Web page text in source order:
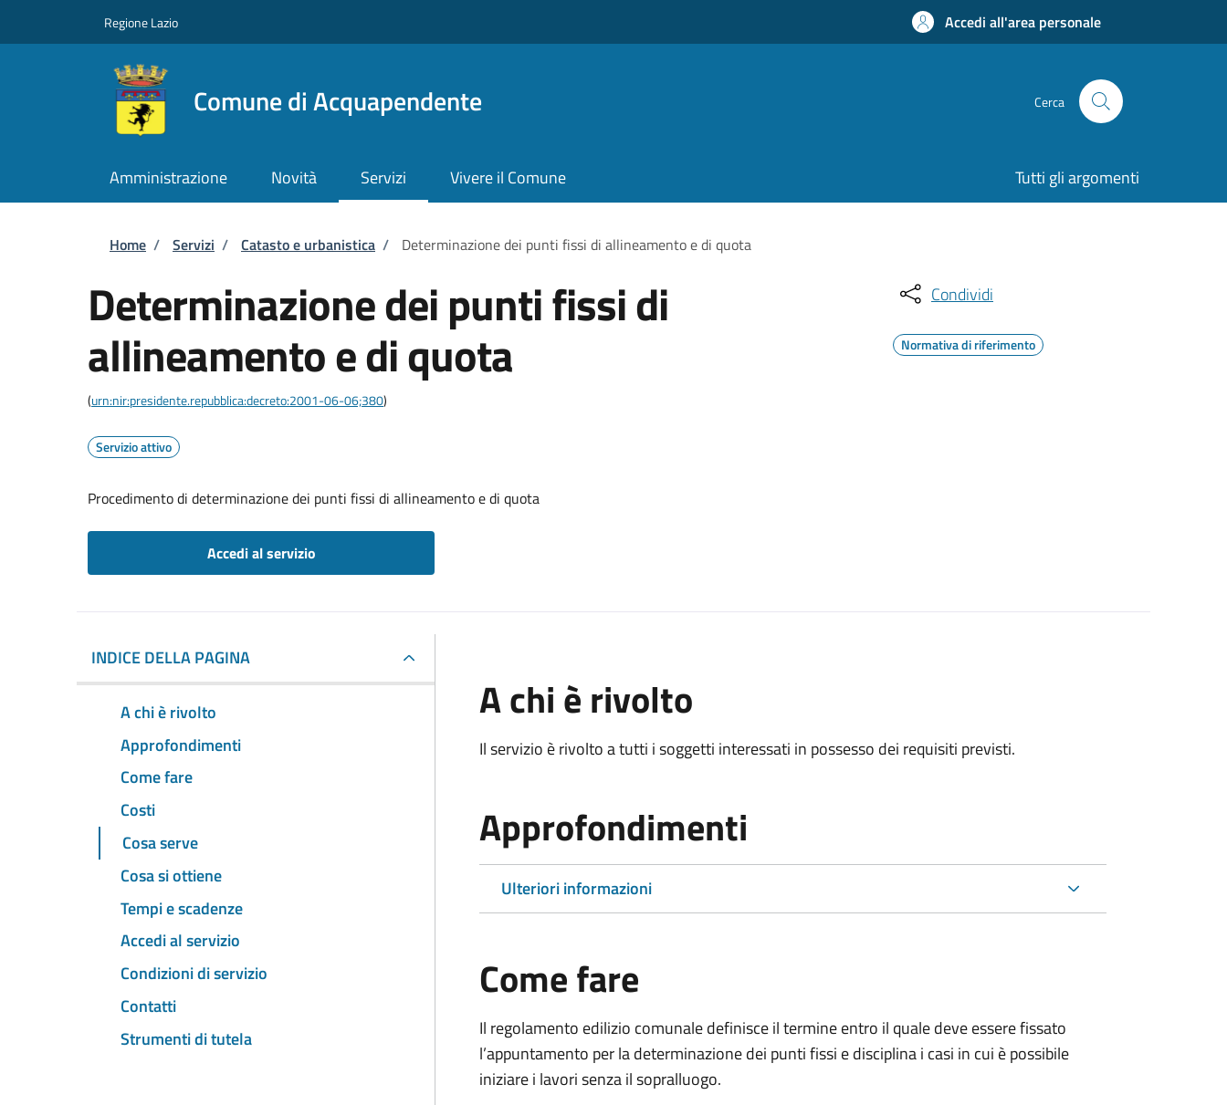
Regione Lazio Accedi all'area personale
Comune di Acquapendente Cerca
Amministrazione Novità Servizi Vivere il Comune Tutti gli argomenti
Briciole di pane
Home / Servizi / Catasto e urbanistica / Determinazione dei punti fissi di allineamento e di quota
Determinazione dei punti fissi di
allineamento e di quota
(urn:nir:presidente.repubblica:decreto:2001-06-06;380)
Servizio attivo
Procedimento di determinazione dei punti fissi di allineamento e di quota
Accedi al servizio
Condividi
Normativa di riferimento
INDICE DELLA PAGINA
A chi è rivolto
Approfondimenti
Come fare
Costi
Cosa serve
Cosa si ottiene
Tempi e scadenze
Accedi al servizio
Condizioni di servizio
Contatti
Strumenti di tutela
A chi è rivolto
Il servizio è rivolto a tutti i soggetti interessati in possesso dei requisiti previsti.
Approfondimenti
Ulteriori informazioni
Come fare
Il regolamento edilizio comunale definisce il termine entro il quale deve essere fissato
l’appuntamento per la determinazione dei punti fissi e disciplina i casi in cui è possibile
iniziare i lavori senza il sopralluogo.